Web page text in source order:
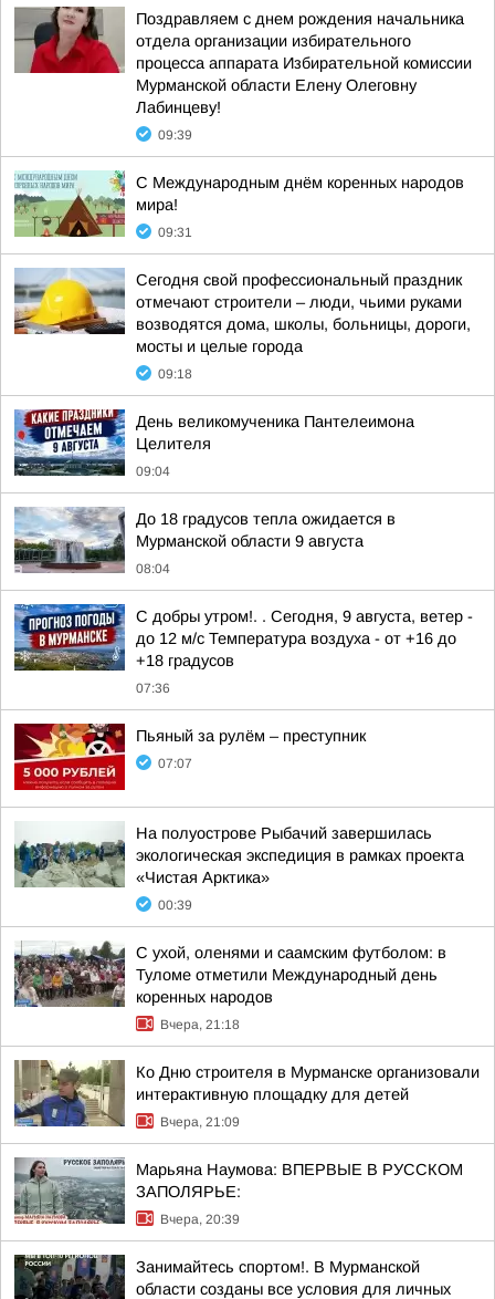
Поздравляем с днем рождения начальника
отдела организации избирательного
процесса аппарата Избирательной комиссии
Мурманской области Елену Олеговну
Лабинцеву!
09:39
С Международным днём коренных народов
мира!
09:31
Сегодня свой профессиональный праздник
отмечают строители – люди, чьими руками
возводятся дома, школы, больницы, дороги,
мосты и целые города
09:18
День великомученика Пантелеимона
Целителя
09:04
До 18 градусов тепла ожидается в
Мурманской области 9 августа
08:04
С добры утром!. . Сегодня, 9 августа, ветер -
до 12 м/с Температура воздуха - от +16 до
+18 градусов
07:36
Пьяный за рулём – преступник
07:07
На полуострове Рыбачий завершилась
экологическая экспедиция в рамках проекта
«Чистая Арктика»
00:39
С ухой, оленями и саамским футболом: в
Туломе отметили Международный день
коренных народов
Вчера, 21:18
Ко Дню строителя в Мурманске организовали
интерактивную площадку для детей
Вчера, 21:09
Марьяна Наумова: ВПЕРВЫЕ В РУССКОМ
ЗАПОЛЯРЬЕ:
Вчера, 20:39
Занимайтесь спортом!. В Мурманской
области созданы все условия для личных